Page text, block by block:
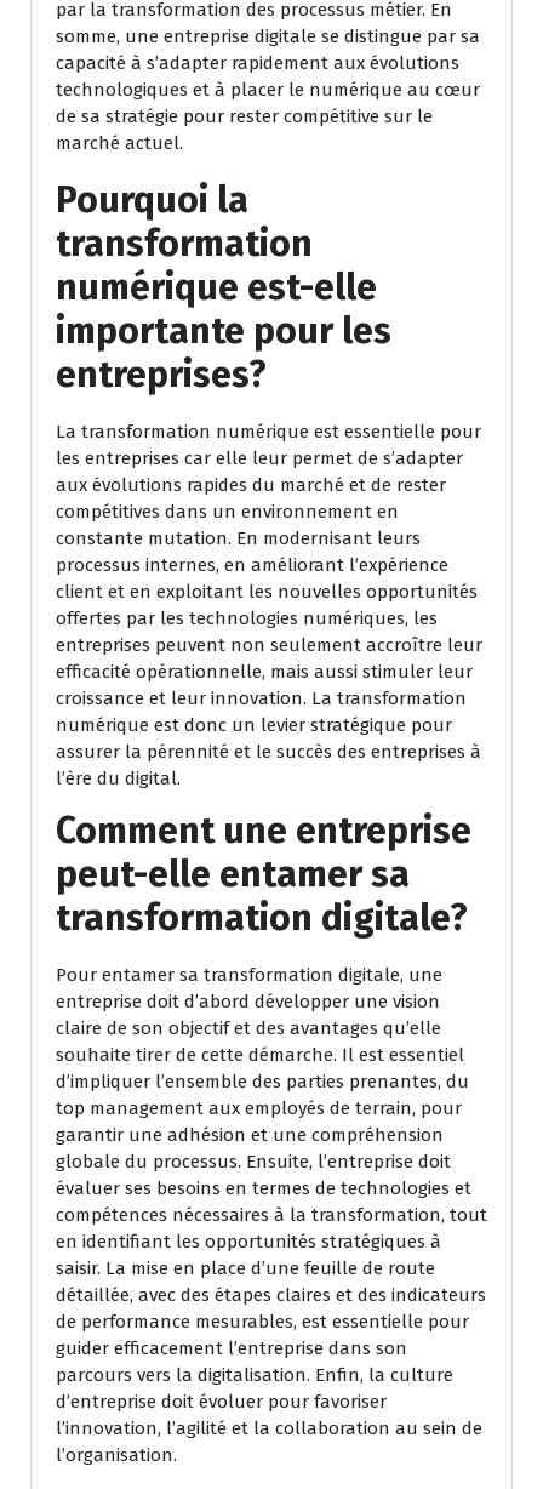
par la transformation des processus métier. En
somme, une entreprise digitale se distingue par sa
capacité à s’adapter rapidement aux évolutions
technologiques et à placer le numérique au cœur
de sa stratégie pour rester compétitive sur le
marché actuel.
Pourquoi la
transformation
numérique est-elle
importante pour les
entreprises?
La transformation numérique est essentielle pour
les entreprises car elle leur permet de s’adapter
aux évolutions rapides du marché et de rester
compétitives dans un environnement en
constante mutation. En modernisant leurs
processus internes, en améliorant l’expérience
client et en exploitant les nouvelles opportunités
offertes par les technologies numériques, les
entreprises peuvent non seulement accroître leur
efficacité opérationnelle, mais aussi stimuler leur
croissance et leur innovation. La transformation
numérique est donc un levier stratégique pour
assurer la pérennité et le succès des entreprises à
l’ère du digital.
Comment une entreprise
peut-elle entamer sa
transformation digitale?
Pour entamer sa transformation digitale, une
entreprise doit d’abord développer une vision
claire de son objectif et des avantages qu’elle
souhaite tirer de cette démarche. Il est essentiel
d’impliquer l’ensemble des parties prenantes, du
top management aux employés de terrain, pour
garantir une adhésion et une compréhension
globale du processus. Ensuite, l’entreprise doit
évaluer ses besoins en termes de technologies et
compétences nécessaires à la transformation, tout
en identifiant les opportunités stratégiques à
saisir. La mise en place d’une feuille de route
détaillée, avec des étapes claires et des indicateurs
de performance mesurables, est essentielle pour
guider efficacement l’entreprise dans son
parcours vers la digitalisation. Enfin, la culture
d’entreprise doit évoluer pour favoriser
l’innovation, l’agilité et la collaboration au sein de
l’organisation.